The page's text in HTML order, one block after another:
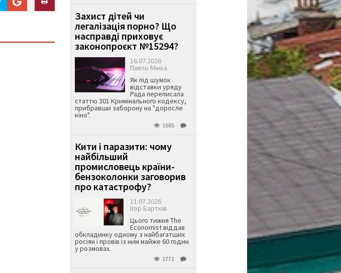
Захист дітей чи
легалізація порно? Що
насправді приховує
законопроєкт №15294?
16.07.2026
Павло Мінка
Як під шумок
відставки уряду
Рада переписала
статтю 301 Кримінального кодексу,
прибравши заборону на "доросле
кіно".
1685
Кити і паразити: чому
найбільший
промисловець країни-
бензоколонки заговорив
про катастрофу?
11.07.2026
Ігор Бартків
Цього тижня The
Economist віддав
обкладинку одному з найбагатших
росіян і провів із ним майже 60 годин
у розмовах.
1771